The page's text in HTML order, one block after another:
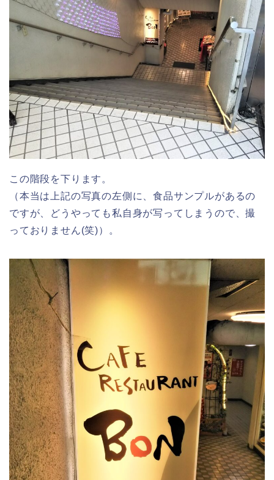
この階段を下ります。
（本当は上記の写真の左側に、食品サンプルがあるの
ですが、どうやっても私自身が写ってしまうので、撮
っておりません(笑)）。